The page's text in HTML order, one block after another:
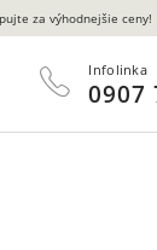
za výhodnejšie ceny!
Infolinka
0907